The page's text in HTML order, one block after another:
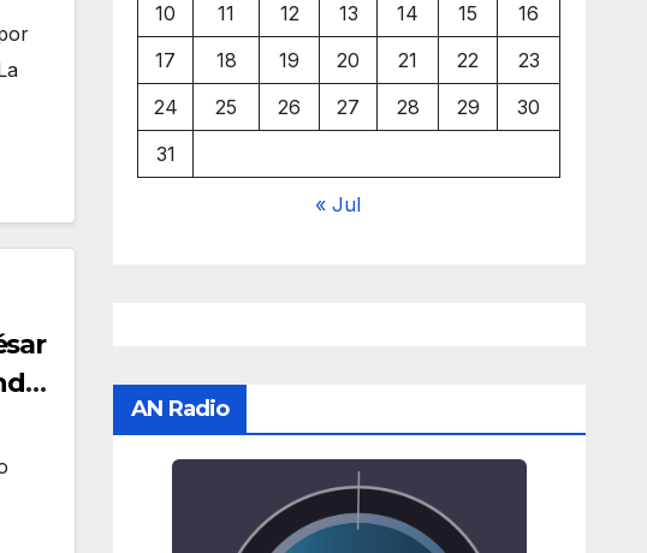
10
11 12 13 14 15
16
17
18 19 20 21 22
23
24
25 26 27 28 29
30
31
« Jul
AN Radio